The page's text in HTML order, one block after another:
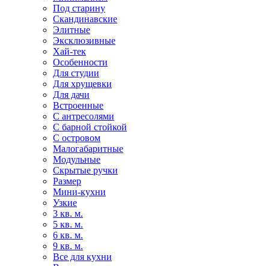
Под старину
Скандинавские
Элитные
Эксклюзивные
Хай-тек
Особенности
Для студии
Для хрущевки
Для дачи
Встроенные
С антресолями
С барной стойкой
С островом
Малогабаритные
Модульные
Скрытые ручки
Размер
Мини-кухни
Узкие
3 кв. м.
5 кв. м.
6 кв. м.
9 кв. м.
Все для кухни